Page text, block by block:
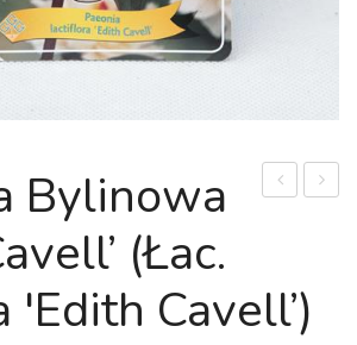
Bylinowa
(Łac.
'Edith Cavell’)